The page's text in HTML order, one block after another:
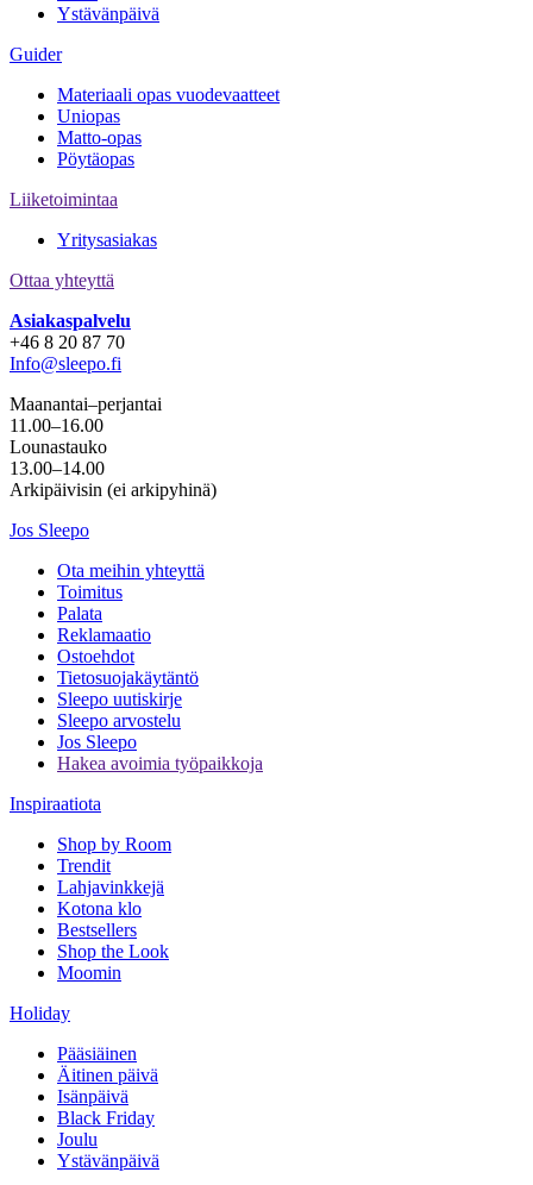
Ystävänpäivä
Guider
Materiaali opas vuodevaatteet
Uniopas
Matto-opas
Pöytäopas
Liiketoimintaa
Yritysasiakas
Ottaa yhteyttä
Asiakaspalvelu
+46 8 20 87 70
Info@sleepo.fi
Maanantai–perjantai
11.00–16.00
Lounastauko
13.00–14.00
Arkipäivisin (ei arkipyhinä)
Jos Sleepo
Ota meihin yhteyttä
Toimitus
Palata
Reklamaatio
Ostoehdot
Tietosuojakäytäntö
Sleepo uutiskirje
Sleepo arvostelu
Jos Sleepo
Hakea avoimia työpaikkoja
Inspiraatiota
Shop by Room
Trendit
Lahjavinkkejä
Kotona klo
Bestsellers
Shop the Look
Moomin
Holiday
Pääsiäinen
Äitinen päivä
Isänpäivä
Black Friday
Joulu
Ystävänpäivä